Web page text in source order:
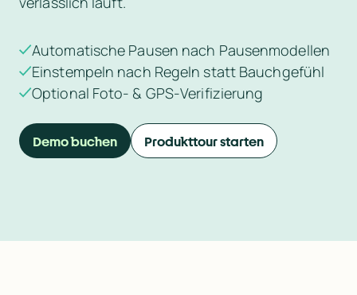
Automatische Pausen nach Pausenmodellen
Einstempeln nach Regeln statt Bauchgefühl
Optional Foto- & GPS‑Verifizierung
Demo buchen Produkttour starten